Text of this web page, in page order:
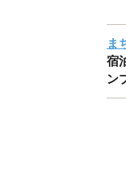
ま
宿
ン